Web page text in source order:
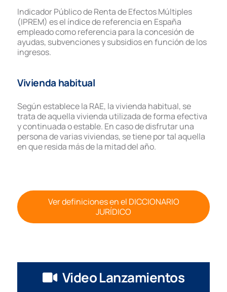
Indicador Público de Renta de Efectos Múltiples
(IPREM) es el índice de referencia en España
empleado como referencia para la concesión de
ayudas, subvenciones y subsidios en función de los
ingresos.
Vivienda habitual
Según establece la RAE, la vivienda habitual, se
trata de aquella vivienda utilizada de forma efectiva
y continuada o estable. En caso de disfrutar una
persona de varias viviendas, se tiene por tal aquella
en que resida más de la mitad del año.
Ver definiciones en el DICCIONARIO
JURÍDICO
Video Lanzamientos